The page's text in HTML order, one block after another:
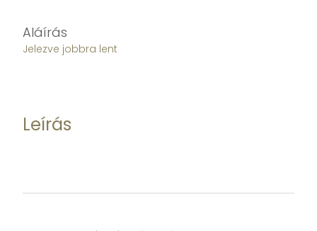
Aláírás
Jelezve jobbra lent
Leírás